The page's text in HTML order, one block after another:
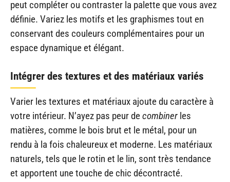
peut compléter ou contraster la palette que vous avez
définie. Variez les motifs et les graphismes tout en
conservant des couleurs complémentaires pour un
espace dynamique et élégant.
Intégrer des textures et des matériaux variés
Varier les textures et matériaux ajoute du caractère à
votre intérieur. N’ayez pas peur decombiner les
matières, comme le bois brut et le métal, pour un
rendu à la fois chaleureux et moderne. Les matériaux
naturels, tels que le rotin et le lin, sont très tendance
et apportent une touche de chic décontracté.